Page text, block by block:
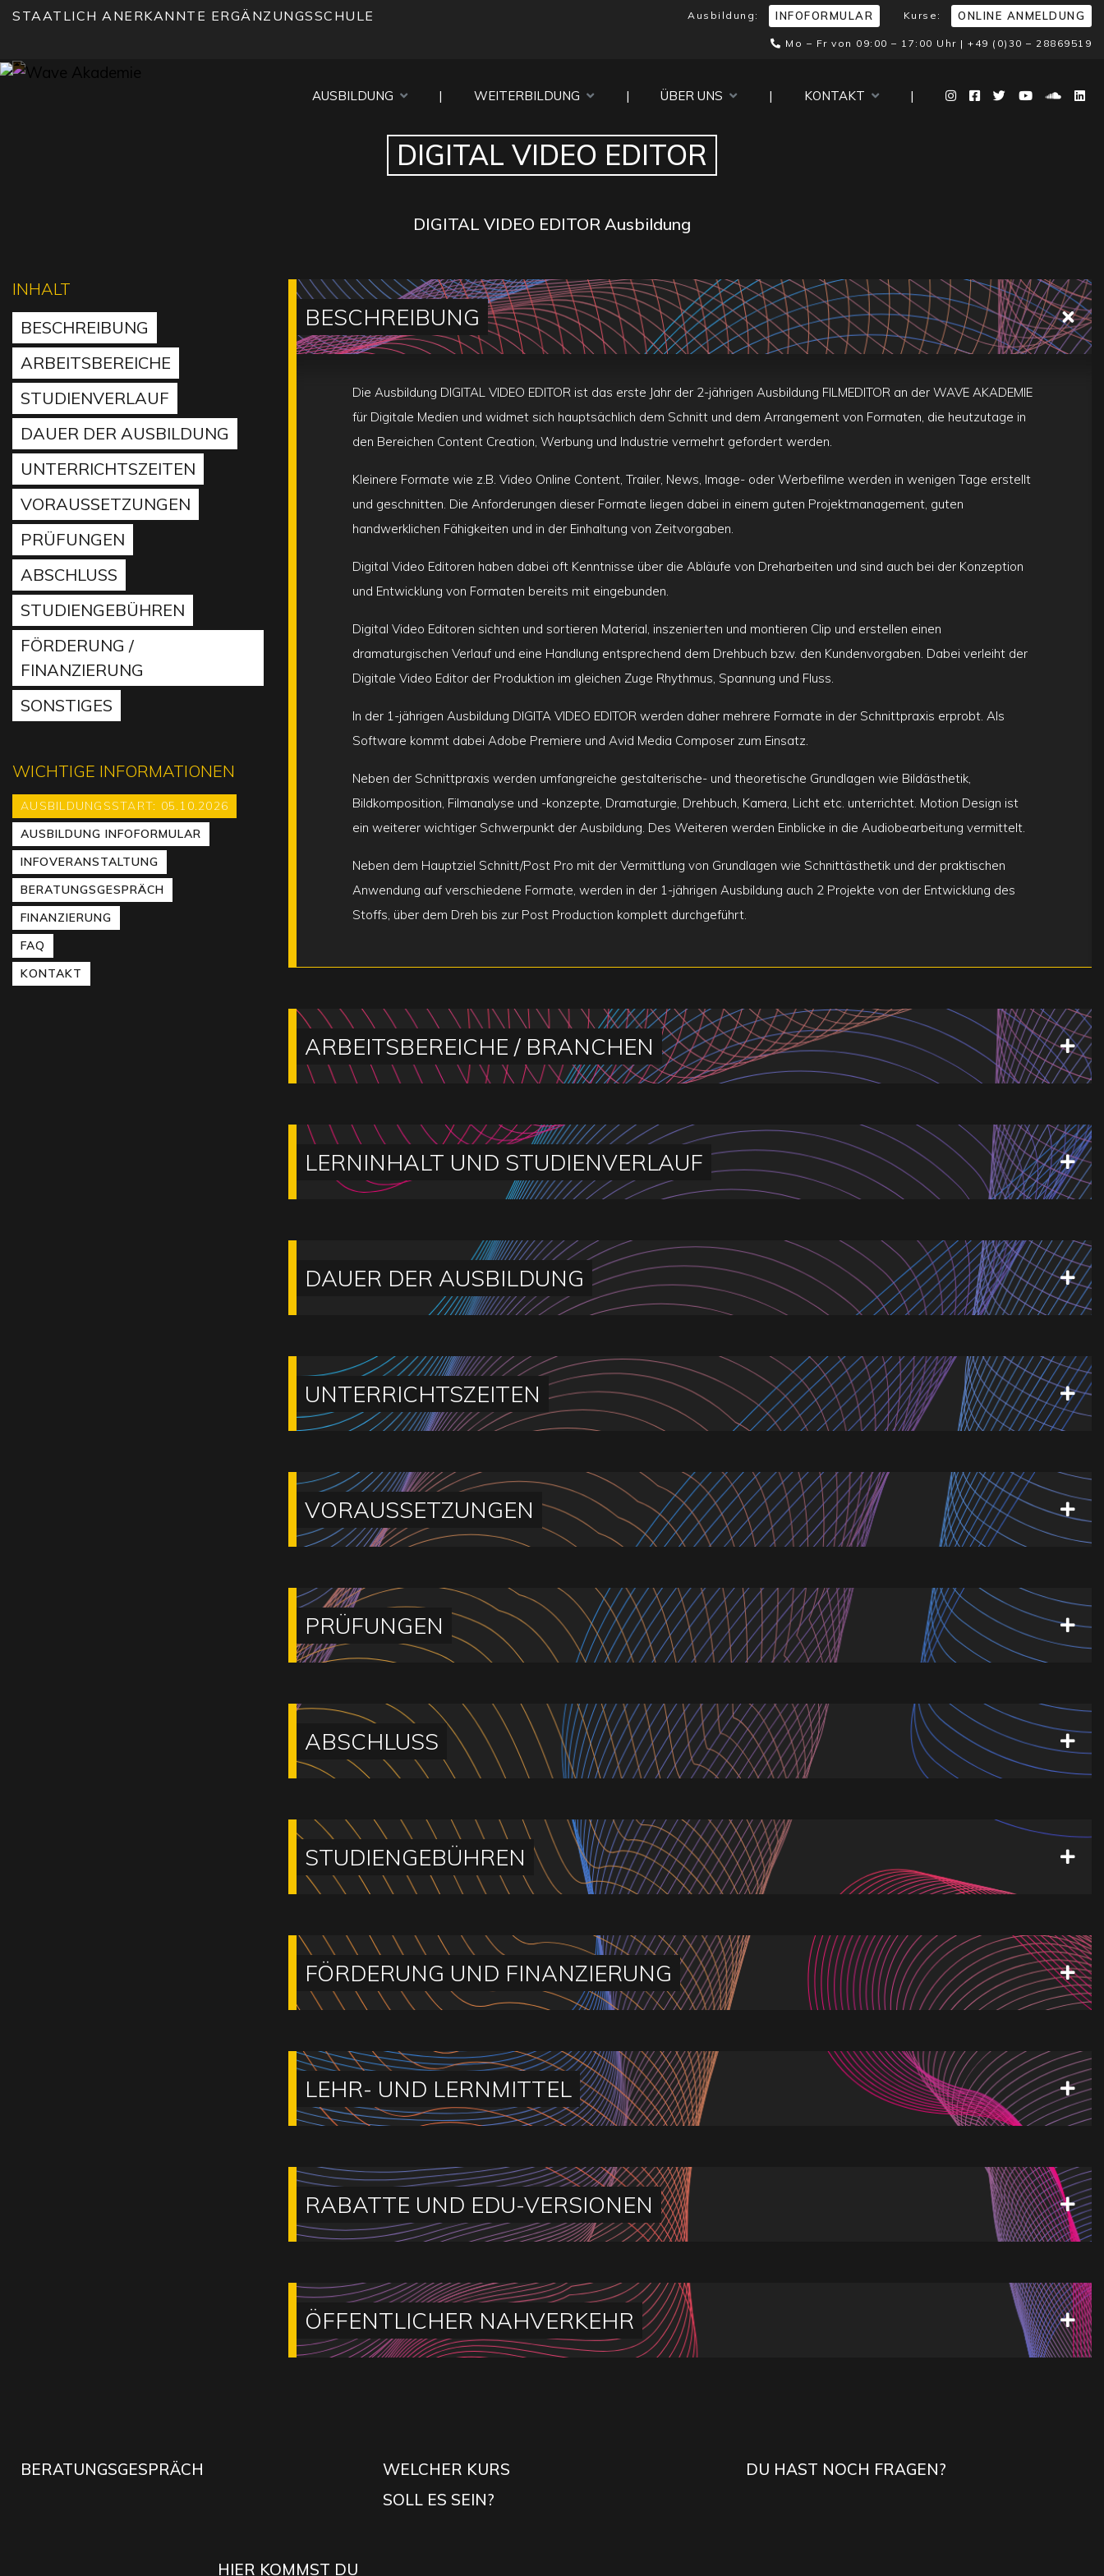
STAATLICH ANERKANNTE ERGÄNZUNGSSCHULE Ausbildung: INFOFORMULAR Kurse: ONLINE ANMELDUNG
Mo – Fr von 09:00 – 17:00 Uhr | +49 (0)30 – 28869519
AUSBILDUNG | WEITERBILDUNG | ÜBER UNS | KONTAKT |
DIGITAL VIDEO EDITOR
DIGITAL VIDEO EDITOR Ausbildung
INHALT
BESCHREIBUNG
ARBEITSBEREICHE
STUDIENVERLAUF
DAUER DER AUSBILDUNG
UNTERRICHTSZEITEN
VORAUSSETZUNGEN
PRÜFUNGEN
ABSCHLUSS
STUDIENGEBÜHREN
FÖRDERUNG /
FINANZIERUNG
SONSTIGES
WICHTIGE INFORMATIONEN
AUSBILDUNGSSTART: 05.10.2026
AUSBILDUNG INFOFORMULAR
INFOVERANSTALTUNG
BERATUNGSGESPRÄCH
FINANZIERUNG
FAQ
KONTAKT
BESCHREIBUNG
Die Ausbildung DIGITAL VIDEO EDITOR ist das erste Jahr der 2-jährigen Ausbildung FILMEDITOR an der WAVE AKADEMIE
für Digitale Medien und widmet sich hauptsächlich dem Schnitt und dem Arrangement von Formaten, die heutzutage in
den Bereichen Content Creation, Werbung und Industrie vermehrt gefordert werden.
Kleinere Formate wie z.B. Video Online Content, Trailer, News, Image- oder Werbefilme werden in wenigen Tage erstellt
und geschnitten. Die Anforderungen dieser Formate liegen dabei in einem guten Projektmanagement, guten
handwerklichen Fähigkeiten und in der Einhaltung von Zeitvorgaben.
Digital Video Editoren haben dabei oft Kenntnisse über die Abläufe von Dreharbeiten und sind auch bei der Konzeption
und Entwicklung von Formaten bereits mit eingebunden.
Digital Video Editoren sichten und sortieren Material, inszenierten und montieren Clip und erstellen einen
dramaturgischen Verlauf und eine Handlung entsprechend dem Drehbuch bzw. den Kundenvorgaben. Dabei verleiht der
Digitale Video Editor der Produktion im gleichen Zuge Rhythmus, Spannung und Fluss.
In der 1-jährigen Ausbildung DIGITA VIDEO EDITOR werden daher mehrere Formate in der Schnittpraxis erprobt. Als
Software kommt dabei Adobe Premiere und Avid Media Composer zum Einsatz.
Neben der Schnittpraxis werden umfangreiche gestalterische- und theoretische Grundlagen wie Bildästhetik,
Bildkomposition, Filmanalyse und -konzepte, Dramaturgie, Drehbuch, Kamera, Licht etc. unterrichtet. Motion Design ist
ein weiterer wichtiger Schwerpunkt der Ausbildung. Des Weiteren werden Einblicke in die Audiobearbeitung vermittelt.
Neben dem Hauptziel Schnitt/Post Pro mit der Vermittlung von Grundlagen wie Schnittästhetik und der praktischen
Anwendung auf verschiedene Formate, werden in der 1-jährigen Ausbildung auch 2 Projekte von der Entwicklung des
Stoffs, über dem Dreh bis zur Post Production komplett durchgeführt.
ARBEITSBEREICHE / BRANCHEN
LERNINHALT UND STUDIENVERLAUF
DAUER DER AUSBILDUNG
UNTERRICHTSZEITEN
VORAUSSETZUNGEN
PRÜFUNGEN
ABSCHLUSS
STUDIENGEBÜHREN
FÖRDERUNG UND FINANZIERUNG
LEHR- UND LERNMITTEL
RABATTE UND EDU-VERSIONEN
ÖFFENTLICHER NAHVERKEHR
BERATUNGSGESPRÄCH
HIER KOMMST DU
WELCHER KURS
SOLL ES SEIN?
DU HAST NOCH FRAGEN?